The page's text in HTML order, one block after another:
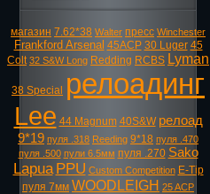
магазин 7.62*38 Walter пресс Winchester
Frankford Arsenal 45ACP 30 Luger 45
Colt 32 S&W Long Redding RCBS Lyman
38 Special релоадинг
Lee 44 Magnum 40S&W релоад
9*19 пуля .318 Reeding 9*18 пуля .470
пуля .500 пули 6.5мм пуля .270 Sako
Lapua PPU Custom Competition E-Tip
пуля 7мм WOODLEIGH 25 ACP